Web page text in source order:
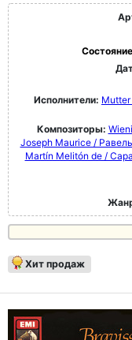
Исполнители:
Композиторы:
Joseph Maurice /
Martín Melitón de /
Хит продаж